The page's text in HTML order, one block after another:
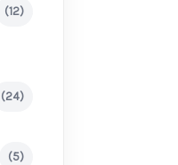
(12)
(24)
(5)